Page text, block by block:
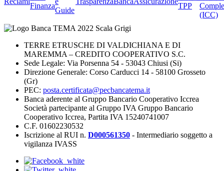
Finanza
Guide
TPP
(ICC)
TERRE ETRUSCHE DI VALDICHIANA E DI
MAREMMA – CREDITO COOPERATIVO S.C.
Sede Legale: Via Porsenna 54 - 53043 Chiusi (Si)
Direzione Generale: Corso Carducci 14 - 58100 Grosseto
(Gr)
PEC: posta.certificata@pecbancatema.it
Banca aderente al Gruppo Bancario Cooperativo Iccrea
Società partecipante al Gruppo IVA Gruppo Bancario
Cooperativo Iccrea, Partita IVA 15240741007
C.F. 01602230532
Iscrizione al RUI n. D000561350 - Intermediario soggetto a
vigilanza IVASS